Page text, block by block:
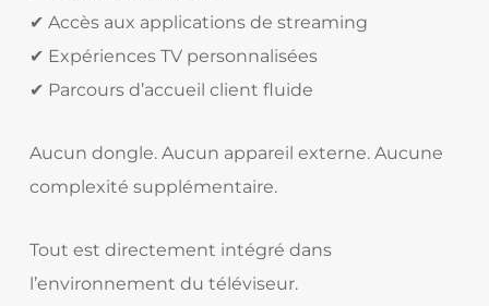
✔ Accès aux applications de streaming
✔ Expériences TV personnalisées
✔ Parcours d’accueil client fluide
Aucun dongle. Aucun appareil externe. Aucune
complexité supplémentaire.
Tout est directement intégré dans
l’environnement du téléviseur.